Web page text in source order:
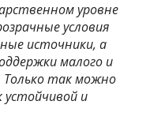
уровне
условия
источники, а
малого и
Только так можно
устойчивой и